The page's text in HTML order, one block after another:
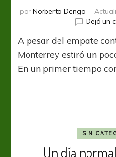
por Norberto Dongo
Dejá un
A pesar del empate
Monterrey estiró un
En un primer tiempo
SIN
Un día